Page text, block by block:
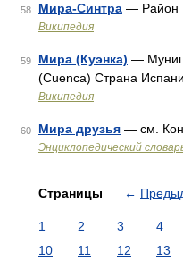
58 Мира-Синтра — Район
Википедия
59 Мира (Куэнка) —
(Cuenca) Страна
Википедия
60 Мира друзья — см.
Энциклопедический
Страницы ←
1 2 3 4
10
11 12 13